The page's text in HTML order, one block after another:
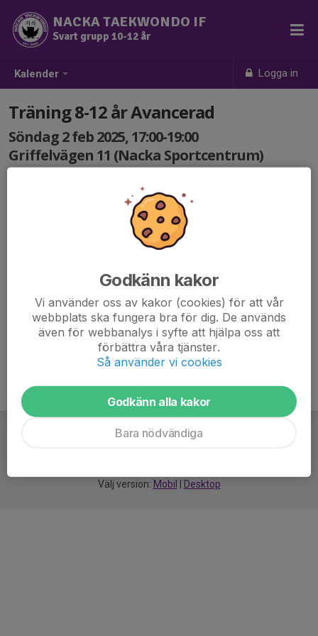
Kalender Logga in
NACKA TAEKWONDO IF
Svart grupp 10-12 år
Träning 8-12 år Avancerad
Söndag 2 feb 2025, 17:00-19:00
Griffelvägen 11 (Nacka Sportcentrum)
Välj version: Mobil Desktop
Godkänn kakor
Vi använder oss av kakor (cookies) för att vår
webbplats ska fungera bra för dig. De används
även för webbanalys i syfte att hjälpa oss att
förbättra våra tjänster.
Så använder vi cookies
Godkänn alla kakor
Bara nödvändiga